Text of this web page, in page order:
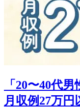
「20〜40代
月収例27万